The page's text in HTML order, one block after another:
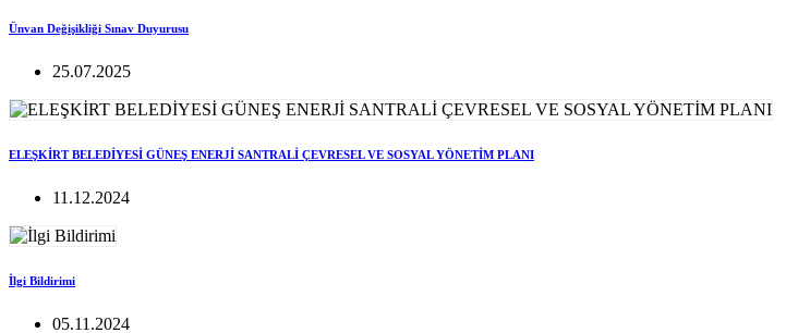
Ünvan Değişikliği Sınav Duyurusu
25.07.2025
ELEŞKİRT BELEDİYESİ GÜNEŞ ENERJİ SANTRALİ ÇEVRESEL VE SOSYAL YÖNETİM PLANI
11.12.2024
İlgi Bildirimi
05.11.2024